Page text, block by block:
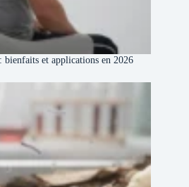
et applications en 2026